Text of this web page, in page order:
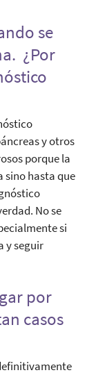
se
¿Por
y otros
porque la
sino hasta que
No se
si
y seguir
por
casos